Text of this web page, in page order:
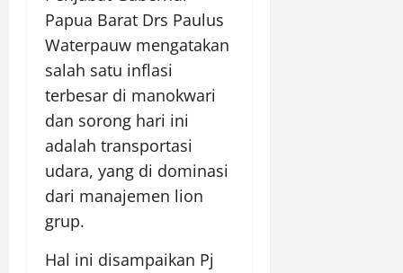
Papua Barat Drs Paulus
Waterpauw mengatakan
salah satu inflasi
terbesar di manokwari
dan sorong hari ini
adalah transportasi
udara, yang di dominasi
dari manajemen lion
grup.
Hal ini disampaikan Pj